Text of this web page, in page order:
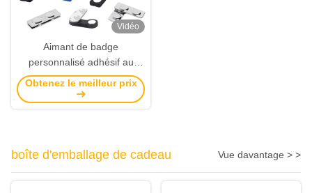
Vidéo
Aimant de badge
personnalisé adhésif au
néodyme pour une fixation
de badge nominatif sûre et
Obtenez le meilleur prix
boîte d'emballage de cadeau Vue davantage > >